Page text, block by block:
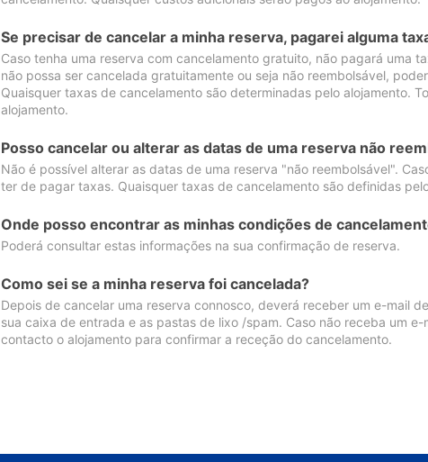
Se precisar de cancelar a minha reserva, pagarei alguma
Caso tenha uma reserva com cancelamento gratuito, não pagará uma
não possa ser cancelada gratuitamente ou seja não reembolsável,
Quaisquer taxas de cancelamento são determinadas pelo alojamento.
alojamento.
Posso cancelar ou alterar as datas de uma reserva não
Não é possível alterar as datas de uma reserva "não reembolsável".
ter de pagar taxas. Quaisquer taxas de cancelamento são definidas
Onde posso encontrar as minhas condições de
Poderá consultar estas informações na sua confirmação de reserva.
Como sei se a minha reserva foi cancelada?
Depois de cancelar uma reserva connosco, deverá receber um e-mail
sua caixa de entrada e as pastas de lixo /spam. Caso não receba um
contacto o alojamento para confirmar a receção do cancelamento.